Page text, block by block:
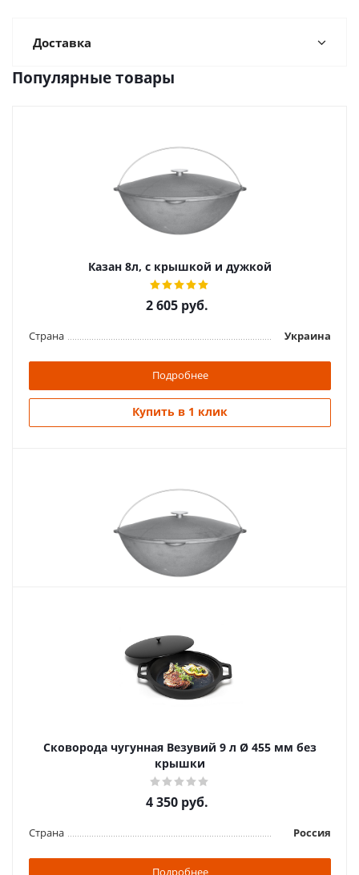
Доставка
Популярные товары
Казан 8л, с крышкой и дужкой
2 605 руб.
Страна Украина
Подробнее
Купить в 1 клик
4 455руб.
Купить в 1 клик
Похожие товары
Сковорода чугунная Везувий 9 л Ø 455 мм без
крышки
4 350 руб.
Страна Россия
Подробнее